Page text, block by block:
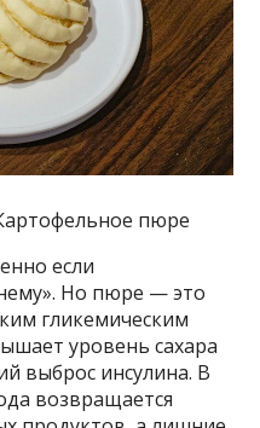
пюре
если
Но пюре — это
гликемическим
уровень сахара
выброс инсулина. В
возвращается